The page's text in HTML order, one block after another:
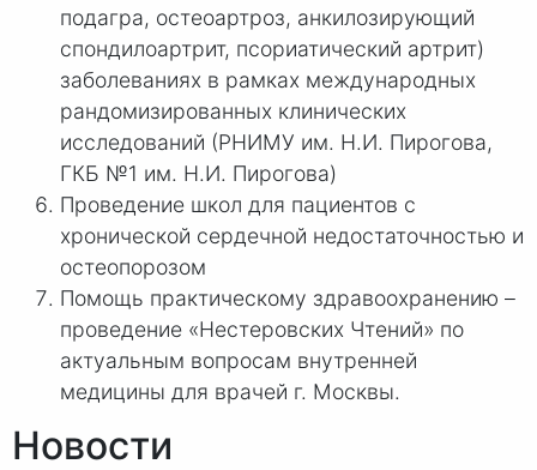
подагра, остеоартроз, анкилозирующий
спондилоартрит, псориатический артрит)
заболеваниях в рамках международных
рандомизированных клинических
исследований (РНИМУ им. Н.И. Пирогова,
ГКБ №1 им. Н.И. Пирогова)
Проведение школ для пациентов с
хронической сердечной недостаточностью и
остеопорозом
Помощь практическому здравоохранению –
проведение «Нестеровских Чтений» по
актуальным вопросам внутренней
медицины для врачей г. Москвы.
Новости